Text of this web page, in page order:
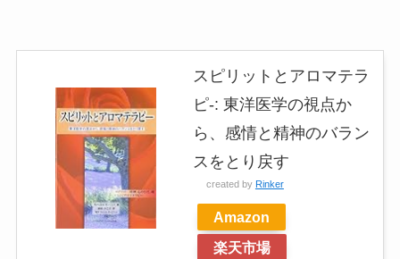
スピリットとアロマテラ
ピ-: 東洋医学の視点か
ら、感情と精神のバラン
スをとり戻す
created by Rinker
Amazon
楽天市場